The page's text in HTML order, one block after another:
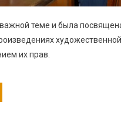
теме и была
их прав.